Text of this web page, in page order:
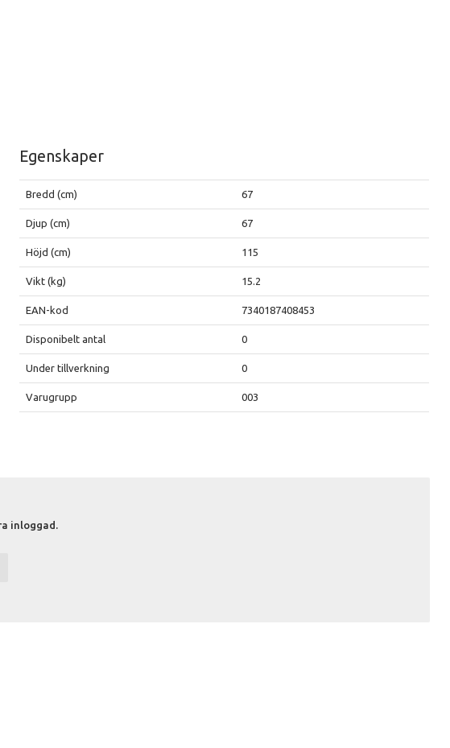
Egenskaper
Bredd (cm) 67
Djup (cm) 67
Höjd (cm) 115
Vikt (kg) 15.2
EAN-kod 7340187408453
Disponibelt antal 0
Under tillverkning 0
Varugrupp 003
inloggad.